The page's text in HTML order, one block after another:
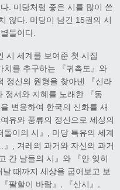
. 미당처럼 좋은 시를 많이 쓴
않다. 미당이 남긴 15권의 시
들이다.
시 세계를 보여준 첫 시집
치를 추구하는 『귀촉도』와
정신의 원형을 찾아낸 『신라
정서와 지혜를 노래한 『동
변용하여 한국의 신화를 새
유와 풍류의 정신으로 세상의
돌이의 시』, 미당 특유의 세계
, 겨레의 과거와 자신의 과거
간 날들의 시』와 『안 잊히
때까지 세상을 굽어보고 보
팔할이 바람』, 『산시』,